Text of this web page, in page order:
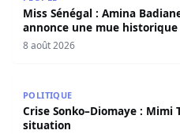
Miss Sénégal : Amina
annonce une mue historique
8 août 2026
POLITIQUE
Crise Sonko–Diomaye :
situation